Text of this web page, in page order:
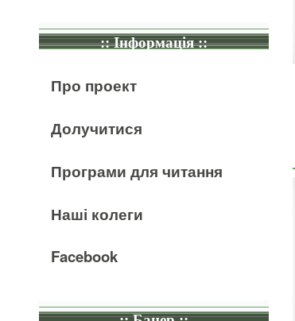
:: Інформація ::
Про проект
Долучитися
Програми для читання
Наші колеги
Facebook